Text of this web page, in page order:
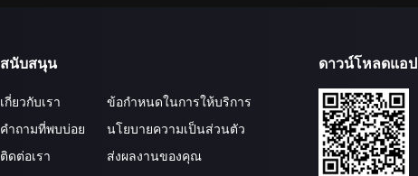
สนับสนุน
เกี่ยวกับเรา
คำถามที่พบบ่อย
ติดต่อเรา
ข้อกำหนดในการให้บริการ
นโยบายความเป็นส่วนตัว
ส่งผลงานของคุณ
ดาวน์โหลดแอป